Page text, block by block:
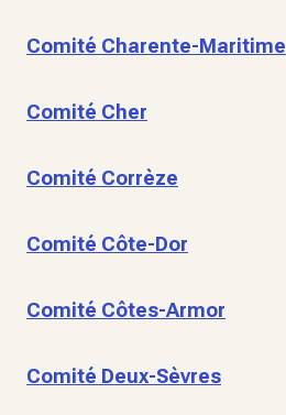
Comité Charente-Maritime
Comité Cher
Comité Corrèze
Comité Côte-Dor
Comité Côtes-Armor
Comité Deux-Sèvres